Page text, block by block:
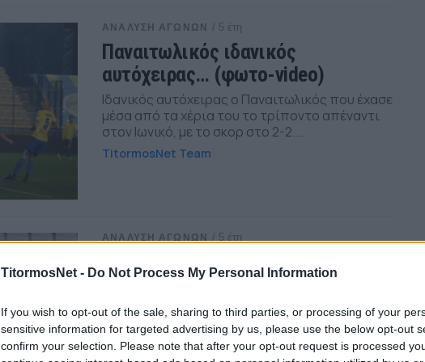
TitormosNet - Do Not Process My Personal Information
If you wish to opt-out of the sale, sharing to third parties, or processing of your
sensitive information for targeted advertising by us, please use the below opt-out
confirm your selection. Please note that after your opt-out request is processed
ΑΝΑΛΥΣΗ ΑΓΩΝΩΝ / 5 έτη
Παναιτωλικός ιδανικός
αυτόχειρας… (φωτο-video)
Ιδανικός αυτόχειρας ο Παναιτωλικός που έχασε
μέσα από τα χέρια του το τρίποντο απέναντι
στον Ιωνικό, με το σκορ στο 2-2....
TitormosNet Team
ΑΝΑΛΥΣΗ ΑΓΩΝΩΝ / 5 έτη
Μεγάλο διπλό στο Βόλο με…
«πηλιορείτικο αέρα» (φωτο-video)
Ένας τσαμπουκάς Παναιτωλικός, με μπροστάρη
τον Μόρσει και εξαιρετικές παρουσίες από
Καρέλη, Χουχούμη, Φλόρες πήρε νίκη «χρυσάφι»
στο Βόλο με 1-2....